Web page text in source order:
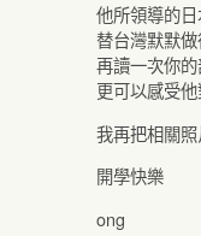
他所領導的
替台灣默默
再讀一次你
更可以感受
我再把相關
開學快樂
ong